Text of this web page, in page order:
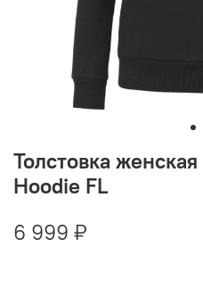
Толстовка
Hoodie FL
6 999 ₽